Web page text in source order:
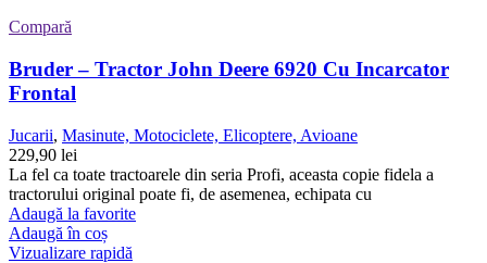
Compară
Bruder – Tractor John Deere 6920 Cu Incarcator
Frontal
Jucarii, Masinute, Motociclete, Elicoptere, Avioane
229,90 lei
La fel ca toate tractoarele din seria Profi, aceasta copie fidela a
tractorului original poate fi, de asemenea, echipata cu
Adaugă la favorite
Adaugă în coș
Vizualizare rapidă